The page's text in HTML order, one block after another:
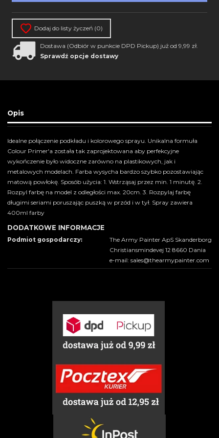
Dodaj do listy życzeń (0)
Dostawa (Odbiór w punkcie DPD Pickup) już od 9,99 zł.
Sprawdź opcje dostawy
Opis
Idealne połączenie podkładu i kolorowego sprayu. Unikalna formuła
Colour Primer'a została tak zaprojektowana aby perfekcyjne
wykończenie było widoczne zarówno na plastikowych, jak i
metalowych modelach. Farba wysycha bardzo szybko pozostawiając
matową powłokę. Sposób użycia: 1. Wstrząsaj przez min. 1 minutę. 2.
Rozpyl farbę na model z odległości max. 20cm. 3. Rozpylaj farbę
długimi seriami poruszając puszką w przód i w tył. Spray zawiera
400ml farby
DODATKOWE INFORMACJE
Podmiot gospodarczy:
The Army Painter ApS Skanderborg
Christiansmindevej 12 8660 Dania
e-mail: sales@thearmypainter.com